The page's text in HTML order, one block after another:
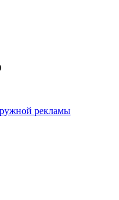
рекламы